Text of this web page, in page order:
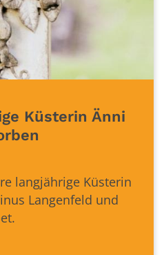
Küsterin Änni
langjährige Küsterin
Langenfeld und